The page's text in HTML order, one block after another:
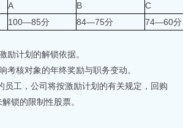
A B
C
100—85分 84—75分
74—60分
励计划的解锁依据。
考核对象的年终奖励与职务变动。
员工，公司将按激励计划的有关规定，回购
锁的限制性股票。